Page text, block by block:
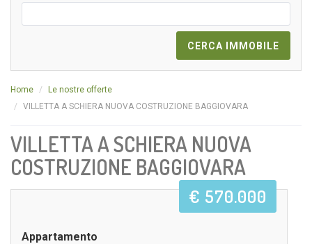
Home
Le nostre offerte
VILLETTA A SCHIERA NUOVA COSTRUZIONE BAGGIOVARA
VILLETTA A SCHIERA NUOVA
COSTRUZIONE BAGGIOVARA
Appartamento
€ 570.000